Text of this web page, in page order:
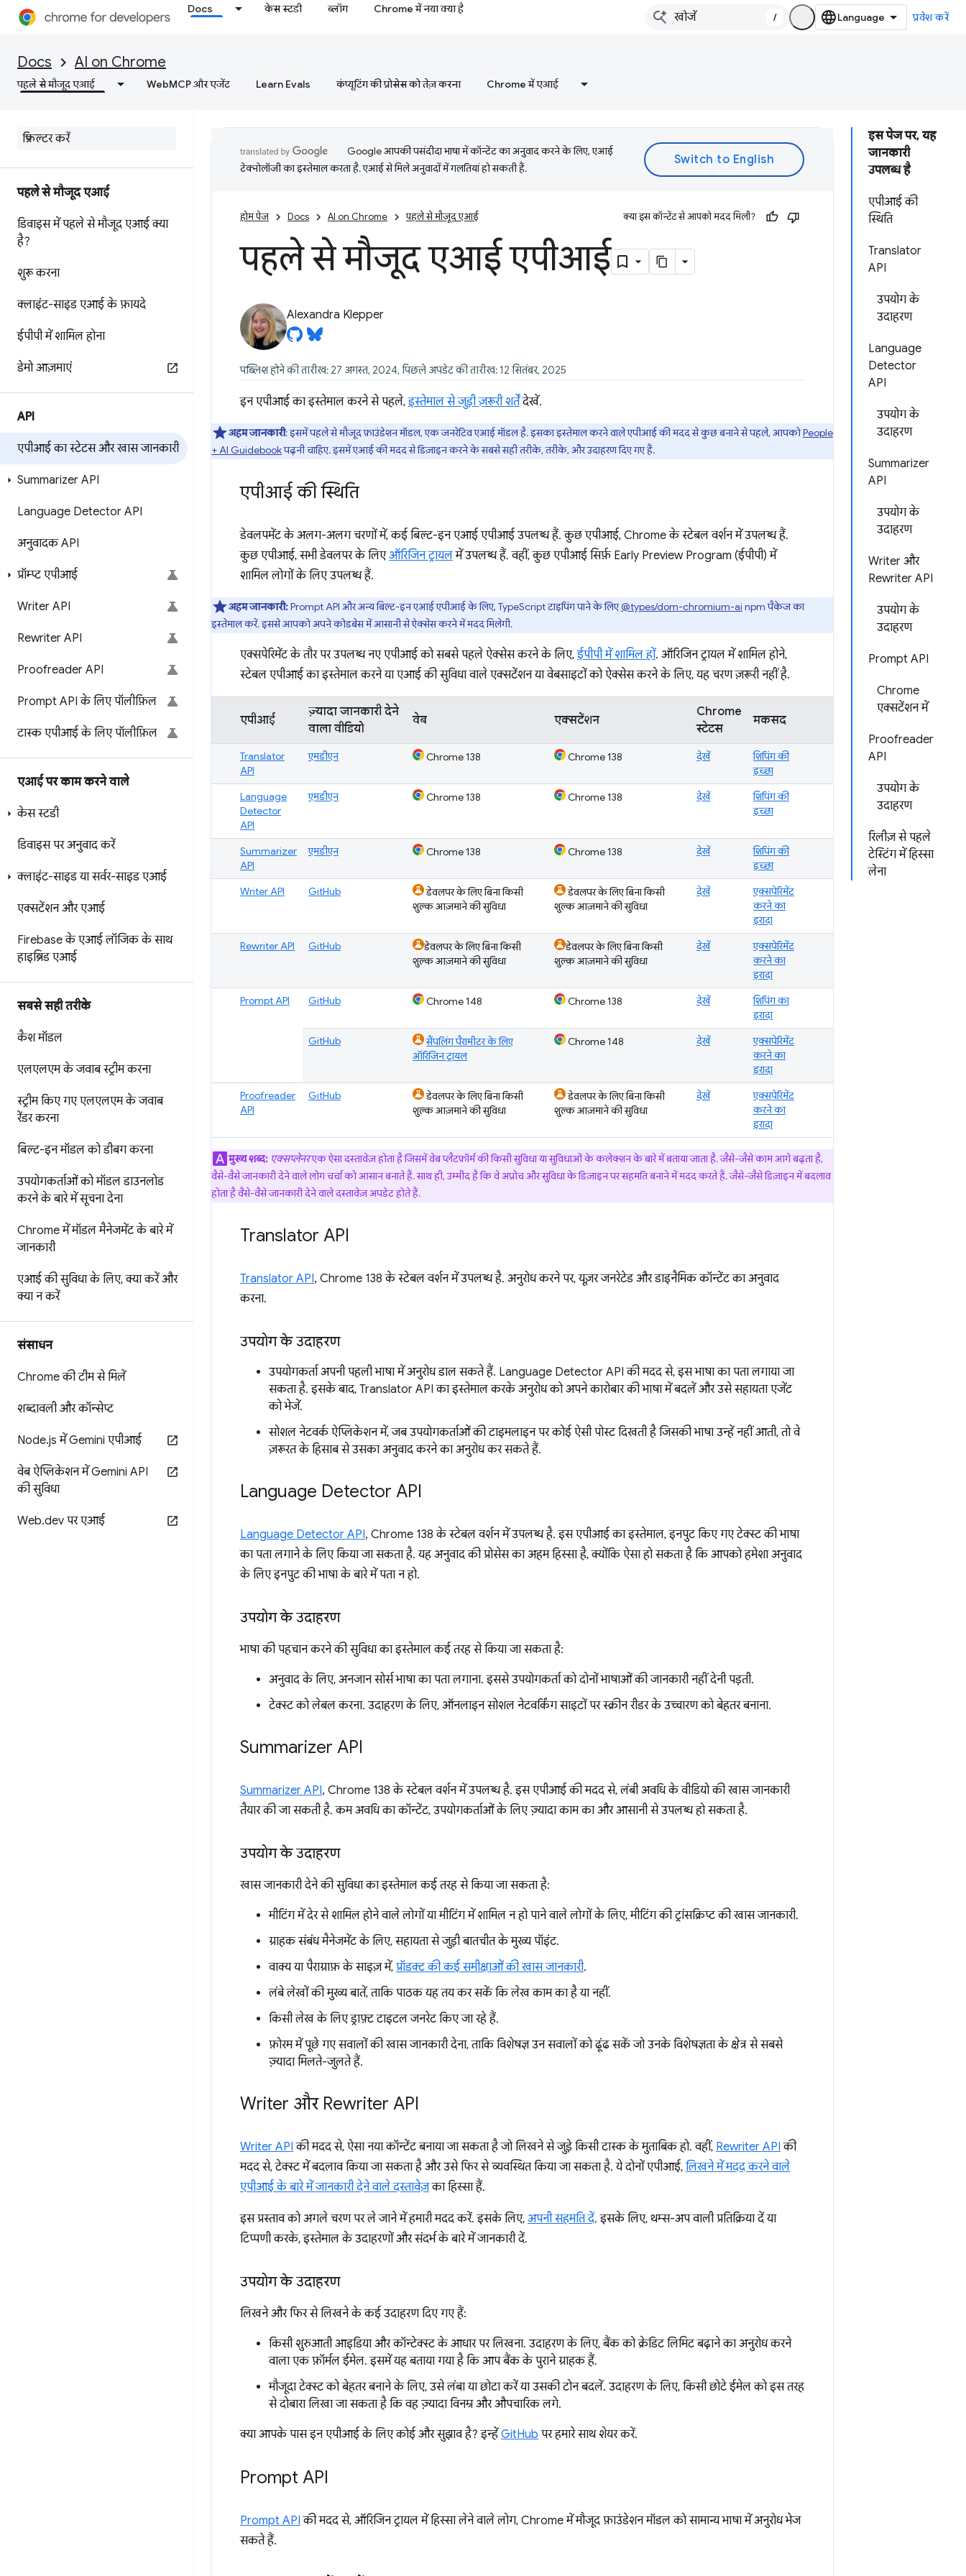
Docs केस स्टडी ब्लॉग Chrome में नया क्या है
/ प्रवेश करें
Docs AI on Chrome
पहले से मौजूद एआई WebMCP और एजेंट Learn Evals कंप्यूटिंग की प्रोसेस को तेज़ करना Chrome में एआई
पहले से मौजूद एआई
डिवाइस में पहले से मौजूद एआई क्या
है?
शुरू करना
क्लाइंट-साइड एआई के फ़ायदे
ईपीपी में शामिल होना
डेमो आज़माएं
API
एपीआई का स्टेटस और खास जानकारी
Summarizer API
Language Detector API
अनुवादक API
प्रॉम्प्ट एपीआई
Writer API
Rewriter API
Proofreader API
Prompt API के लिए पॉलीफ़िल
टास्क एपीआई के लिए पॉलीफ़िल
एआई पर काम करने वाले
केस स्टडी
डिवाइस पर अनुवाद करें
क्लाइंट-साइड या सर्वर-साइड एआई
एक्सटेंशन और एआई
Firebase के एआई लॉजिक के साथ
हाइब्रिड एआई
सबसे सही तरीके
कैश मॉडल
एलएलएम के जवाब स्ट्रीम करना
स्ट्रीम किए गए एलएलएम के जवाब
रेंडर करना
बिल्ट-इन मॉडल को डीबग करना
उपयोगकर्ताओं को मॉडल डाउनलोड
करने के बारे में सूचना देना
Chrome में मॉडल मैनेजमेंट के बारे में
जानकारी
एआई की सुविधा के लिए,क्या करें और
क्या न करें
संसाधन
Chrome की टीम से मिलें
शब्दावली और कॉन्सेप्ट
Node.js में Gemini एपीआई
वेब ऐप्लिकेशन में Gemini API
की सुविधा
Web.dev पर एआई
इस पेज पर, यह
जानकारी
उपलब्ध है
एपीआई की
स्थिति
Translator
API
उपयोग के
उदाहरण
Language
Detector
API
उपयोग के
उदाहरण
Summarizer
API
उपयोग के
उदाहरण
Writer और
Rewriter API
उपयोग के
उदाहरण
Prompt API
Chrome
एक्सटेंशन में
Proofreader
API
उपयोग के
उदाहरण
रिलीज़ से पहले
टेस्टिंग में हिस्सा
लेना
Google आपकी पसंदीदा भाषा में कॉन्टेंट का अनुवाद करने के लिए, एआई
टेक्नोलॉजी का इस्तेमाल करता है. एआई से मिले अनुवादों में गलतियां हो सकती हैं.
होम पेज Docs AI on Chrome पहले से मौजूद एआई क्या इस कॉन्टेंट से आपको मदद मिली?
पहले से मौजूद एआई एपीआई
Alexandra Klepper
पब्लिश होने की तारीख: 27 अगस्त, 2024, पिछले अपडेट की तारीख: 12 सितंबर, 2025
इन एपीआई का इस्तेमाल करने से पहले,इस्तेमाल से जुड़ी ज़रूरी शर्तेंदेखें.
अहम जानकारी: इसमें पहले से मौजूद फ़ाउंडेशन मॉडल, एक जनरेटिव एआई मॉडल है. इसका इस्तेमाल करने वाले एपीआई की मदद से कुछ बनाने से पहले, आपकोPeople
+ AI Guidebookपढ़नी चाहिए. इसमें एआई की मदद से डिज़ाइन करने के सबसे सही तरीके, तरीके, और उदाहरण दिए गए हैं.
एपीआई की स्थिति
डेवलपमेंट के अलग-अलग चरणों में, कई बिल्ट-इन एआई एपीआई उपलब्ध हैं. कुछ एपीआई, Chrome के स्टेबल वर्शन में उपलब्ध हैं.
कुछ एपीआई, सभी डेवलपर के लिएऑरिजिन ट्रायलमें उपलब्ध हैं. वहीं, कुछ एपीआई सिर्फ़ Early Preview Program (ईपीपी) में
शामिल लोगों के लिए उपलब्ध हैं.
अहम जानकारी:Prompt API और अन्य बिल्ट-इन एआई एपीआई के लिए, TypeScript टाइपिंग पाने के लिए@types/dom-chromium-ai npm पैकेज का
इस्तेमाल करें. इससे आपको अपने कोडबेस में आसानी से ऐक्सेस करने में मदद मिलेगी.
एक्सपेरिमेंट के तौर पर उपलब्ध नए एपीआई को सबसे पहले ऐक्सेस करने के लिए,ईपीपी में शामिल हों. ऑरिजिन ट्रायल में शामिल होने,
स्टेबल एपीआई का इस्तेमाल करने या एआई की सुविधा वाले एक्सटेंशन या वेबसाइटों को ऐक्सेस करने के लिए, यह चरण ज़रूरी नहीं है.
एपीआई
ज़्यादा जानकारी देने
वाला वीडियो
वेब एक्सटेंशन
Chrome
स्टेटस
मकसद
Translator
API
एमडीएन Chrome 138 Chrome 138 देखें
शिपिंग की
इच्छा
Language
Detector
API
एमडीएन Chrome 138 Chrome 138 देखें
शिपिंग की
इच्छा
Summarizer
API
एमडीएन Chrome 138 Chrome 138 देखें
शिपिंग की
इच्छा
Writer API
GitHub
डेवलपर के लिए बिना किसी
शुल्क आज़माने की सुविधा
डेवलपर के लिए बिना किसी
शुल्क आज़माने की सुविधा
देखें
एक्सपेरिमेंट
करने का
इरादा
Rewriter API
GitHub
डेवलपर के लिए बिना किसी
शुल्क आज़माने की सुविधा
डेवलपर के लिए बिना किसी
शुल्क आज़माने की सुविधा
देखें
एक्सपेरिमेंट
करने का
इरादा
Prompt API
GitHub Chrome 148 Chrome 138 देखें
शिपिंग का
इरादा
GitHub
सैंपलिंग पैरामीटर के लिए
ऑरिजिन ट्रायल
Chrome 148 देखें
एक्सपेरिमेंट
करने का
इरादा
Proofreader
API
GitHub
डेवलपर के लिए बिना किसी
शुल्क आज़माने की सुविधा
डेवलपर के लिए बिना किसी
शुल्क आज़माने की सुविधा
देखें
एक्सपेरिमेंट
करने का
इरादा
मुख्य शब्द: एक्सप्लेनरएक ऐसा दस्तावेज़ होता है जिसमें वेब प्लैटफ़ॉर्म की किसी सुविधा या सुविधाओं के कलेक्शन के बारे में बताया जाता है. जैसे-जैसे काम आगे बढ़ता है,
वैसे-वैसे जानकारी देने वाले लोग चर्चा को आसान बनाते हैं. साथ ही, उम्मीद है कि वे अप्रोच और सुविधा के डिज़ाइन पर सहमति बनाने में मदद करते हैं. जैसे-जैसे डिज़ाइन में बदलाव
होता है वैसे-वैसे जानकारी देने वाले दस्तावेज़ अपडेट होते हैं.
Translator API
Translator API, Chrome 138 के स्टेबल वर्शन में उपलब्ध है. अनुरोध करने पर, यूज़र जनरेटेड और डाइनैमिक कॉन्टेंट का अनुवाद
करना.
उपयोग के उदाहरण
उपयोगकर्ता अपनी पहली भाषा में अनुरोध डाल सकते हैं. Language Detector API की मदद से, इस भाषा का पता लगाया जा
सकता है. इसके बाद, Translator API का इस्तेमाल करके अनुरोध को अपने कारोबार की भाषा में बदलें और उसे सहायता एजेंट
को भेजें.
सोशल नेटवर्क ऐप्लिकेशन में, जब उपयोगकर्ताओं की टाइमलाइन पर कोई ऐसी पोस्ट दिखती है जिसकी भाषा उन्हें नहीं आती, तो वे
ज़रूरत के हिसाब से उसका अनुवाद करने का अनुरोध कर सकते हैं.
Language Detector API
Language Detector API, Chrome 138 के स्टेबल वर्शन में उपलब्ध है. इस एपीआई का इस्तेमाल, इनपुट किए गए टेक्स्ट की भाषा
का पता लगाने के लिए किया जा सकता है. यह अनुवाद की प्रोसेस का अहम हिस्सा है, क्योंकि ऐसा हो सकता है कि आपको हमेशा अनुवाद
के लिए इनपुट की भाषा के बारे में पता न हो.
उपयोग के उदाहरण
भाषा की पहचान करने की सुविधा का इस्तेमाल कई तरह से किया जा सकता है:
अनुवाद के लिए, अनजान सोर्स भाषा का पता लगाना. इससे उपयोगकर्ता को दोनों भाषाओं की जानकारी नहीं देनी पड़ती.
टेक्स्ट को लेबल करना. उदाहरण के लिए, ऑनलाइन सोशल नेटवर्किंग साइटों पर स्क्रीन रीडर के उच्चारण को बेहतर बनाना.
Summarizer API
Summarizer API, Chrome 138 के स्टेबल वर्शन में उपलब्ध है. इस एपीआई की मदद से, लंबी अवधि के वीडियो की खास जानकारी
तैयार की जा सकती है. कम अवधि का कॉन्टेंट, उपयोगकर्ताओं के लिए ज़्यादा काम का और आसानी से उपलब्ध हो सकता है.
उपयोग के उदाहरण
खास जानकारी देने की सुविधा का इस्तेमाल कई तरह से किया जा सकता है:
मीटिंग में देर से शामिल होने वाले लोगों या मीटिंग में शामिल न हो पाने वाले लोगों के लिए, मीटिंग की ट्रांसक्रिप्ट की खास जानकारी.
ग्राहक संबंध मैनेजमेंट के लिए, सहायता से जुड़ी बातचीत के मुख्य पॉइंट.
वाक्य या पैराग्राफ़ के साइज़ में, प्रॉडक्ट की कई समीक्षाओं की खास जानकारी.
लंबे लेखों की मुख्य बातें, ताकि पाठक यह तय कर सकें कि लेख काम का है या नहीं.
किसी लेख के लिए ड्राफ़्ट टाइटल जनरेट किए जा रहे हैं.
फ़ोरम में पूछे गए सवालों की खास जानकारी देना, ताकि विशेषज्ञ उन सवालों को ढूंढ सकें जो उनके विशेषज्ञता के क्षेत्र से सबसे
ज़्यादा मिलते-जुलते हैं.
Writer और Rewriter API
Writer API की मदद से, ऐसा नया कॉन्टेंट बनाया जा सकता है जो लिखने से जुड़े किसी टास्क के मुताबिक हो. वहीं, Rewriter API की
मदद से, टेक्स्ट में बदलाव किया जा सकता है और उसे फिर से व्यवस्थित किया जा सकता है. ये दोनों एपीआई, लिखने में मदद करने वाले
एपीआई के बारे में जानकारी देने वाले दस्तावेज़का हिस्सा हैं.
इस प्रस्ताव को अगले चरण पर ले जाने में हमारी मदद करें. इसके लिए, अपनी सहमति दें. इसके लिए, थम्स-अप वाली प्रतिक्रिया दें या
टिप्पणी करके, इस्तेमाल के उदाहरणों और संदर्भ के बारे में जानकारी दें.
उपयोग के उदाहरण
लिखने और फिर से लिखने के कई उदाहरण दिए गए हैं:
किसी शुरुआती आइडिया और कॉन्टेक्स्ट के आधार पर लिखना. उदाहरण के लिए, बैंक को क्रेडिट लिमिट बढ़ाने का अनुरोध करने
वाला एक फ़ॉर्मल ईमेल. इसमें यह बताया गया है कि आप बैंक के पुराने ग्राहक हैं.
मौजूदा टेक्स्ट को बेहतर बनाने के लिए, उसे लंबा या छोटा करें या उसकी टोन बदलें. उदाहरण के लिए, किसी छोटे ईमेल को इस तरह
से दोबारा लिखा जा सकता है कि वह ज़्यादा विनम्र और औपचारिक लगे.
क्या आपके पास इन एपीआई के लिए कोई और सुझाव है? इन्हें GitHub पर हमारे साथ शेयर करें.
Prompt API
Prompt API की मदद से, ऑरिजिन ट्रायल में हिस्सा लेने वाले लोग, Chrome में मौजूद फ़ाउंडेशन मॉडल को सामान्य भाषा में अनुरोध भेज
सकते हैं.